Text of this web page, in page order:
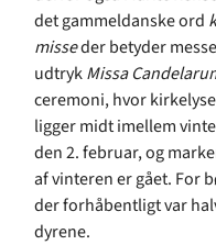
det gammeldanske ord
misseder betyder
udtrykMissa
ceremoni, hvor
ligger midt imellem
den 2. februar, og
af vinteren er gået. For
der forhåbentligt var
dyrene.